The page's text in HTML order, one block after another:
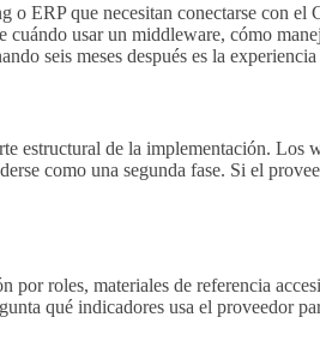
ERP que necesitan conectarse con
usar un middleware, cómo
seis meses después es la experiencia
estructural de la implementación. Los
como una segunda fase. Si el
roles, materiales de referencia
qué indicadores usa el proveedor